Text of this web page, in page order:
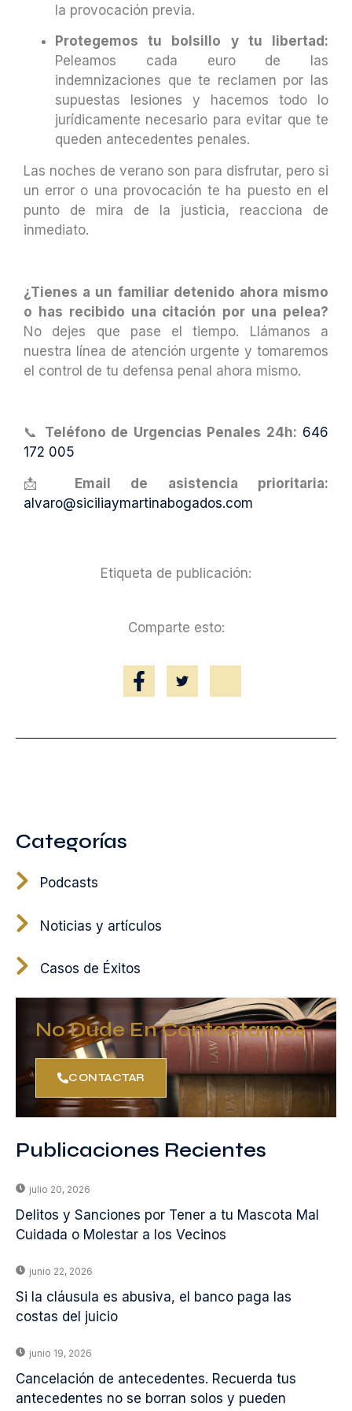
la provocación previa.
Protegemos tu bolsillo y tu libertad:
Peleamos cada euro de las
indemnizaciones que te reclamen por las
supuestas lesiones y hacemos todo lo
jurídicamente necesario para evitar que te
queden antecedentes penales.
Las noches de verano son para disfrutar, pero si
un error o una provocación te ha puesto en el
punto de mira de la justicia, reacciona de
inmediato.
¿Tienes a un familiar detenido ahora mismo
o has recibido una citación por una pelea?
No dejes que pase el tiempo. Llámanos a
nuestra línea de atención urgente y tomaremos
el control de tu defensa penal ahora mismo.
📞 Teléfono de Urgencias Penales 24h: 646
172 005
📩 Email de asistencia prioritaria:
alvaro@siciliaymartinabogados.com
Etiqueta de publicación:
Comparte esto:
Categorías
Podcasts
Noticias y artículos
Casos de Éxitos
No Dude En Contactarnos
CONTACTAR
Publicaciones Recientes
julio 20, 2026
Delitos y Sanciones por Tener a tu Mascota Mal
Cuidada o Molestar a los Vecinos
junio 22, 2026
Si la cláusula es abusiva, el banco paga las
costas del juicio
junio 19, 2026
Cancelación de antecedentes. Recuerda tus
antecedentes no se borran solos y pueden